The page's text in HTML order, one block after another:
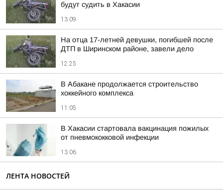
будут судить в Хакасии
13:09
На отца 17-летней девушки, погибшей после
ДТП в Ширинском районе, завели дело
12:25
В Абакане продолжается строительство
хоккейного комплекса
11:05
В Хакасии стартовала вакцинация пожилых
от пневмококковой инфекции
13:06
ЛЕНТА НОВОСТЕЙ